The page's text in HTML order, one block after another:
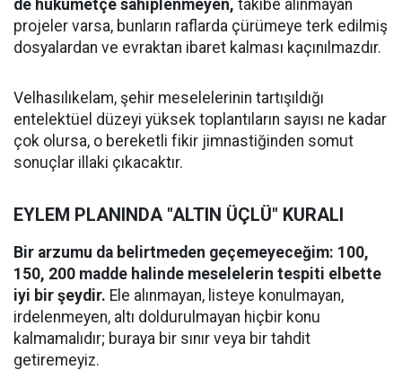
de hükümetçe sahiplenmeyen, takibe alınmayan
projeler varsa, bunların raflarda çürümeye terk edilmiş
dosyalardan ve evraktan ibaret kalması kaçınılmazdır.
​Velhasılıkelam, şehir meselelerinin tartışıldığı
entelektüel düzeyi yüksek toplantıların sayısı ne kadar
çok olursa, o bereketli fikir jimnastiğinden somut
sonuçlar illaki çıkacaktır.
​EYLEM PLANINDA "ALTIN ÜÇLÜ" KURALI
Bir arzumu da belirtmeden geçemeyeceğim: 100,
150, 200 madde halinde meselelerin tespiti elbette
iyi bir şeydir. Ele alınmayan, listeye konulmayan,
irdelenmeyen, altı doldurulmayan hiçbir konu
kalmamalıdır; buraya bir sınır veya bir tahdit
getiremeyiz.